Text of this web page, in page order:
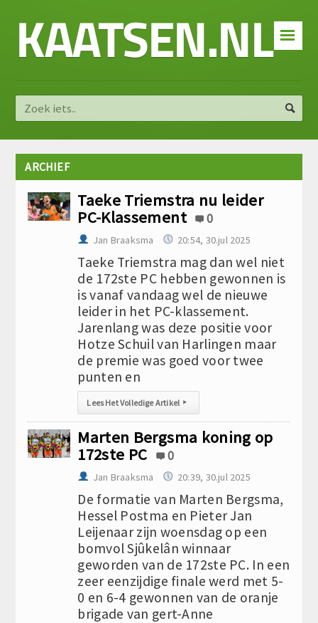
☰
KAATSEN.NL
ARCHIEF
Taeke Triemstra nu leider
PC-Klassement
0
Jan Braaksma 20:54, 30.jul 2025
Taeke Triemstra mag dan wel niet
de 172ste PC hebben gewonnen is
is vanaf vandaag wel de nieuwe
leider in het PC-klassement.
Jarenlang was deze positie voor
Hotze Schuil van Harlingen maar
de premie was goed voor twee
punten en
Lees Het Volledige Artikel ▸
Marten Bergsma koning op
172ste PC
0
Jan Braaksma 20:39, 30.jul 2025
De formatie van Marten Bergsma,
Hessel Postma en Pieter Jan
Leijenaar zijn woensdag op een
bomvol Sjûkelân winnaar
geworden van de 172ste PC. In een
zeer eenzijdige finale werd met 5-
0 en 6-4 gewonnen van de oranje
brigade van gert-Anne